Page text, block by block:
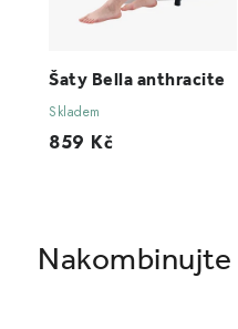
Šaty Bella anthracite
Skladem
859 Kč